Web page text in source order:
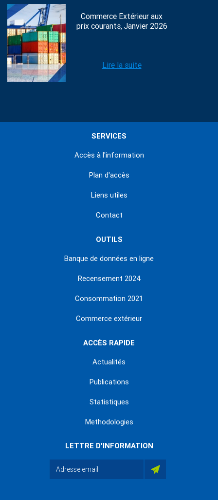
Commerce Extérieur aux
prix courants, Janvier 2026
Lire la suite
SERVICES
Accès à l'information
Plan d'accès
Liens utiles
Contact
OUTILS
Banque de données en ligne
Recensement 2024
Consommation 2021
Commerce extérieur
ACCÈS RAPIDE
Actualités
Publications
Statistiques
Methodologies
LETTRE D'INFORMATION